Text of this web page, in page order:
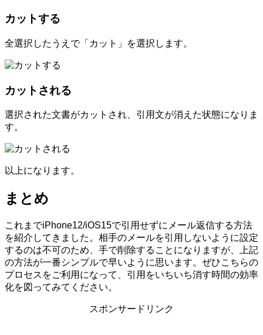
カットする
全選択したうえで「カット」を選択します。
カットされる
選択された文書がカットされ、引用文が消えた状態になりま
す。
以上になります。
まとめ
これまでiPhone12/iOS15で引用せずにメール返信する方法
を紹介してきました。相手のメールを引用しないように設定
するのは不可のため、手で削除することになりますが、上記
の方法が一番シンプルで早いように思います。ぜひこちらの
プロセスをご利用になって、引用をいちいち消す時間の効率
化を図ってみてください。
スポンサードリンク